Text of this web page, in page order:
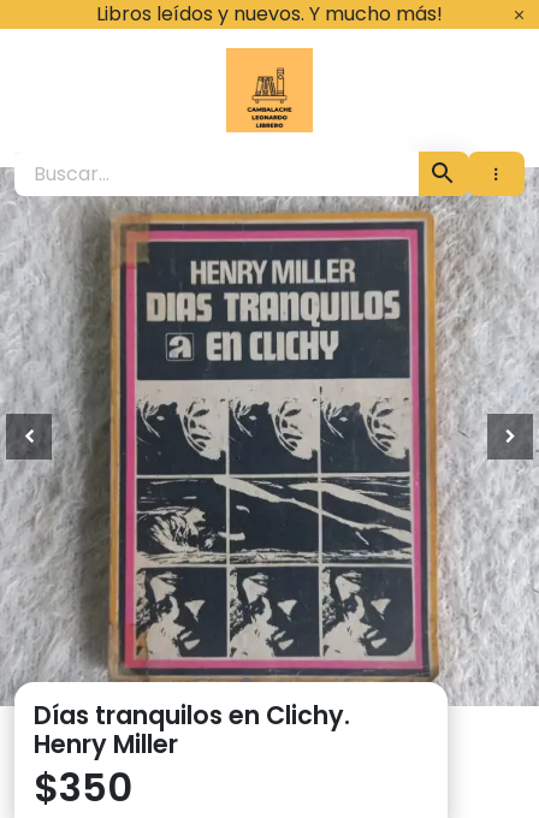
Libros leídos y nuevos. Y mucho más!
Cambalache
Días tranquilos en Clichy.
Henry Miller
$350